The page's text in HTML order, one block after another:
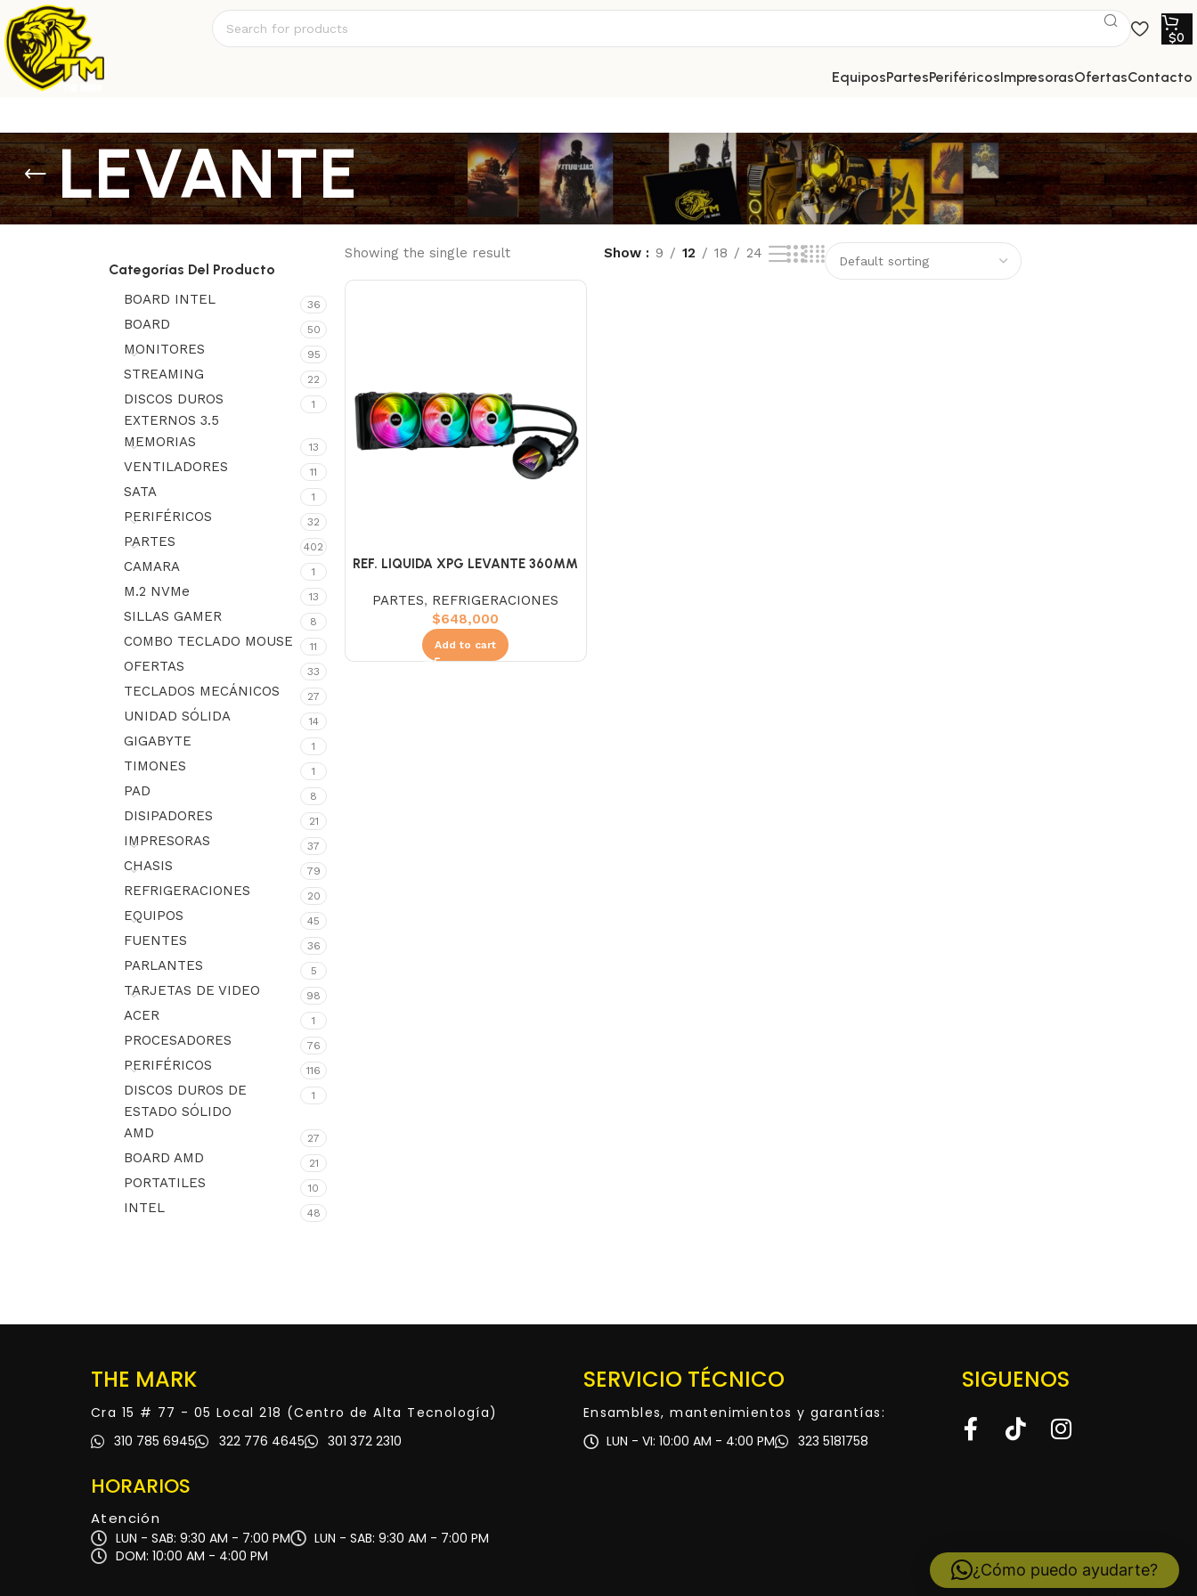
$0
equipos partes periféricos impresoras ofertas contacto
LEVANTE
Categorías Del Producto
BOARD INTEL 36
BOARD 50
MONITORES 95
STREAMING 22
DISCOS DUROS
EXTERNOS 3.5
1
MEMORIAS 13
VENTILADORES 11
SATA 1
PERIFÉRICOS 32
PARTES 402
CAMARA 1
M.2 NVMe 13
SILLAS GAMER 8
COMBO TECLADO MOUSE 11
OFERTAS 33
TECLADOS MECÁNICOS 27
UNIDAD SÓLIDA 14
GIGABYTE 1
TIMONES 1
PAD 8
DISIPADORES 21
IMPRESORAS 37
CHASIS 79
REFRIGERACIONES 20
EQUIPOS 45
FUENTES 36
PARLANTES 5
TARJETAS DE VIDEO 98
ACER 1
PROCESADORES 76
PERIFÉRICOS 116
DISCOS DUROS DE
ESTADO SÓLIDO
1
AMD 27
BOARD AMD 21
PORTATILES 10
INTEL 48
Showing the single result Show 9 12 18 24
REF. LIQUIDA XPG LEVANTE 360MM
PARTES, REFRIGERACIONES
$648,000
Add to cart
THE MARK
Cra 15 # 77 - 05 Local 218 (Centro de Alta Tecnología)
310 785 6945
322 776 4645 301 372 2310
HORARIOS
Atención
LUN - SAB: 9:30 AM - 7:00 PM
LUN - SAB: 9:30 AM - 7:00 PM
DOM: 10:00 AM - 4:00 PM
SERVICIO TÉCNICO
Ensambles, mantenimientos y garantías:
LUN - VI: 10:00 AM - 4:00 PM
323 5181758
SIGUENOS
¿Cómo puedo ayudarte?